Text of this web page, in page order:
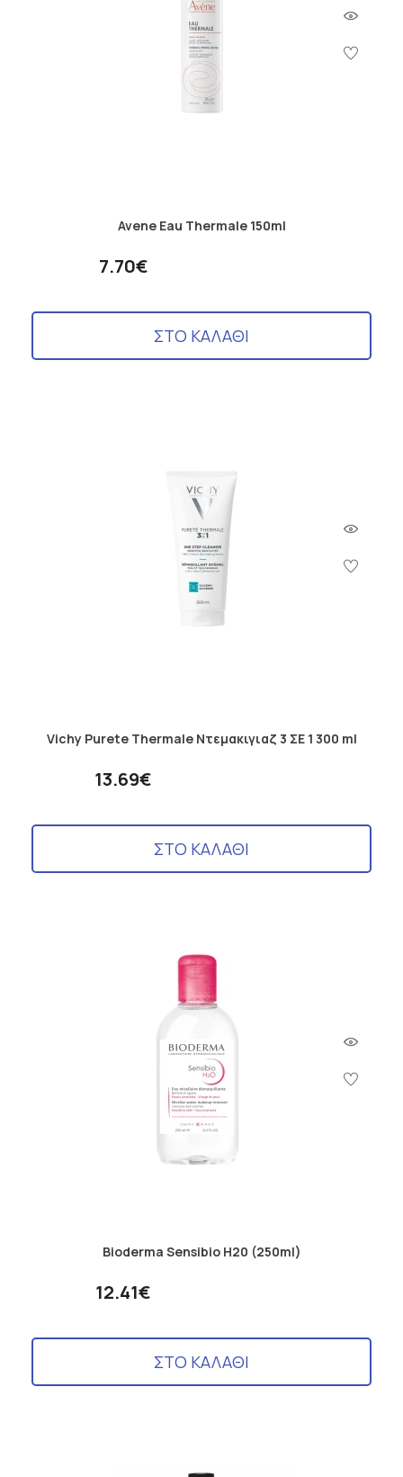
Avene Eau Thermale 150ml
7.70€
ΣΤΟ ΚΑΛΑΘΙ
Vichy Purete Thermale Ντεμακιγιαζ 3 ΣΕ 1 300 ml
13.69€
ΣΤΟ ΚΑΛΑΘΙ
Bioderma Sensibio H20 (250ml)
12.41€
ΣΤΟ ΚΑΛΑΘΙ